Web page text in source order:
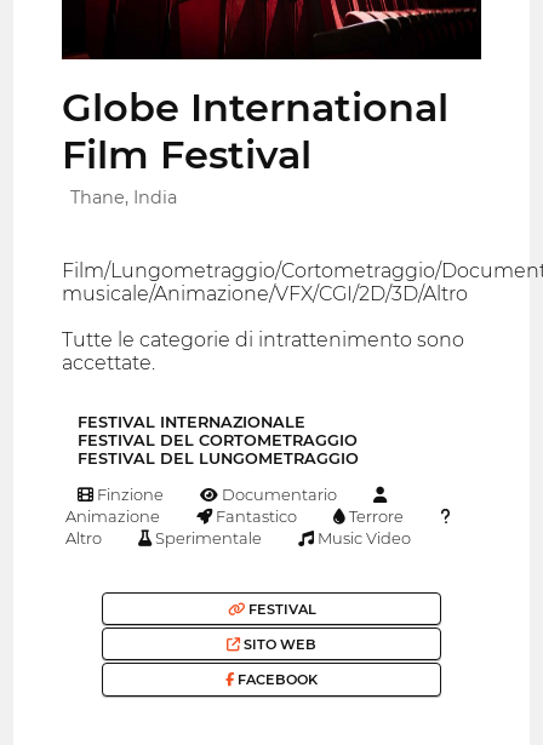
Globe International
Film Festival
Thane, India
Film/Lungometraggio/Cortometraggio/
musicale/Animazione/VFX/CGI/2D/3D/Altro
Tutte le categorie di intrattenimento sono
accettate.
FESTIVAL INTERNAZIONALE
FESTIVAL DEL CORTOMETRAGGIO
FESTIVAL DEL LUNGOMETRAGGIO
Finzione
Documentario
Animazione
Fantastico
Terrore
Altro
Sperimentale Music Video
FESTIVAL
SITO WEB
FACEBOOK